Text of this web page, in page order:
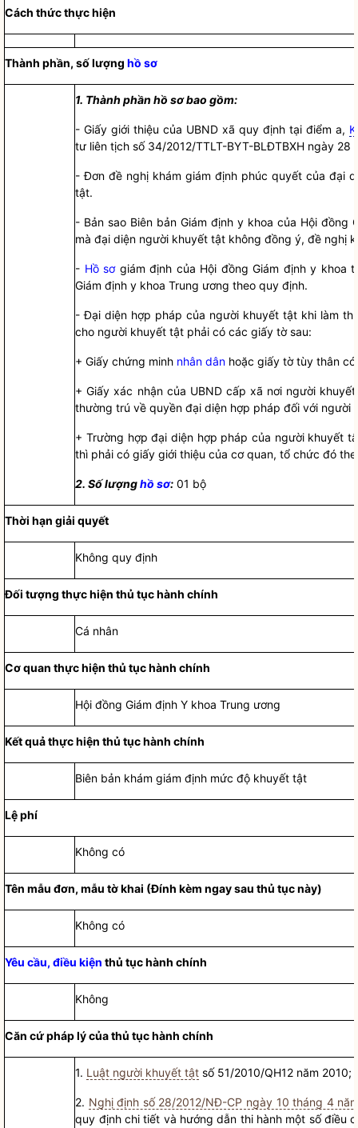
Cách thức thực hiện
Thành phần, số lượnghồ sơ
1. Thành phần hồ sơ bao gồm:
-Giấy giới thiệu của UBND xã quy định tại điểm a,
tư liên tịch số 34/2012/TTLT-BYT-BLĐTBXH ngày 28
-Đơn đề nghị khám giám định phúc quyết của đại
tật.
- Bản sao Biên bản Giám định y khoa của Hội đồng
mà đại diện người khuyết tật không đồng ý, đề nghị
- Hồ sơgiám định của Hội đồng Giám địnhy khoa
Giám định y khoa Trung ương theo quy định.
-Đại diện hợp pháp của người khuyết tật khi làm
cho người khuyết tật phải có các giấy tờ sau:
+ Giấy chứng minh nhân dân hoặc giấy tờ tùy thân
+ Giấy xác nhận của UBND cấp xã nơi người
thường trú về quyền đại diện hợp pháp đối với người
+ Trường hợp đại diện hợp pháp của người khuyết
thì phải có giấy giới thiệu của cơ quan, tổ chức đó
2.Sốlượnghồ sơ: 01 bộ
Thời hạn giải quyết
Không quy định
Đối tượng thực hiệnthủ tục hành chính
Cá nhân
Cơ quan thực hiệnthủ tục hành chính
Hội đồngGiám định Y khoa Trung ương
Kết quả thực hiệnthủ tục hành chính
Biên bản khám giám định mức độ khuyết tật
Lệ phí
Không có
Tên mẫu đơn, mẫu tờ khai (Đính kèm ngay sau thủ tục này)
Không có
Yêu cầu, điều kiện thủ tục hành chính
Không
Căn cứ pháp lý củathủ tục hành chính
1. Luật người khuyết tật số51/2010/QH12 năm 2010;
2. Nghị định số 28/2012/NĐ-CP ngày 10 tháng 4
quy định chi tiết và hướng dẫn thi hành một sốđiều